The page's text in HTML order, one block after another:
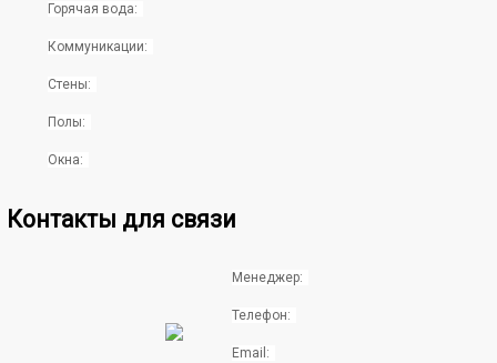
Горячая вода:
Коммуникации:
Стены:
Полы:
Окна:
Контакты для связи
Менеджер:
Телефон:
Email: